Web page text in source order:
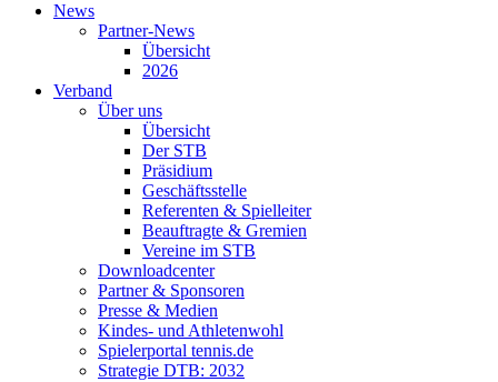
News
Partner-News
Übersicht
2026
Verband
Über uns
Übersicht
Der STB
Präsidium
Geschäftsstelle
Referenten & Spielleiter
Beauftragte & Gremien
Vereine im STB
Downloadcenter
Partner & Sponsoren
Presse & Medien
Kindes- und Athletenwohl
Spielerportal tennis.de
Strategie DTB: 2032